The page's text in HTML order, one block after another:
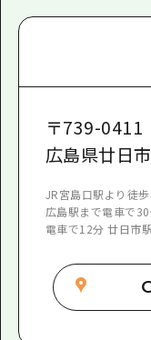
〒739-0411
広島県廿日
JR宮島口駅より徒
広島駅まで電車で
電車で12分 廿日市